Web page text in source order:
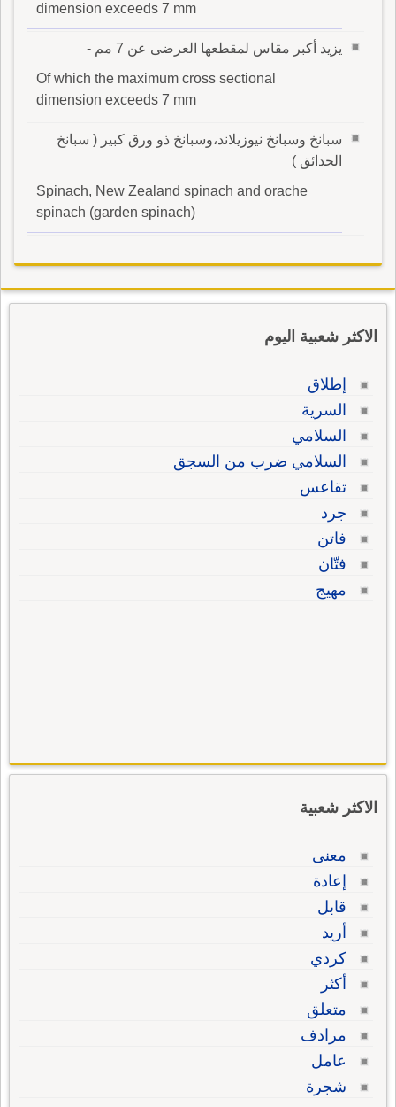
dimension exceeds 7 mm
يزيد أكبر مقاس لمقطعها العرضى عن 7 مم -
Of which the maximum cross sectional
dimension exceeds 7 mm
سبانخ وسبانخ نيوزيلاند،وسبانخ ذو ورق كبير ( سبانخ
الحدائق )
Spinach, New Zealand spinach and orache
spinach (garden spinach)
الاكثر شعبية اليوم
إطلاق
السرية
السلامي
السلامي ضرب من السجق
تقاعس
جرد
فاتن
فتّان
مهيج
الاكثر شعبية
معنى
إعادة
قابل
أريد
كردي
أكثر
متعلق
مرادف
عامل
شجرة